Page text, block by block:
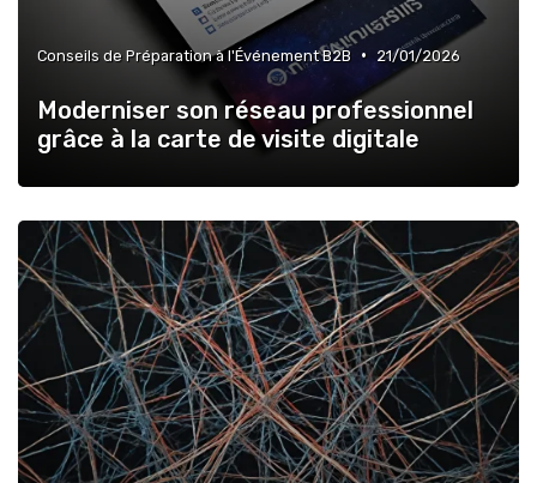
Conseils de Préparation à l'Événement B2B • 21/01/2026
Moderniser son réseau professionnel
grâce à la carte de visite digitale